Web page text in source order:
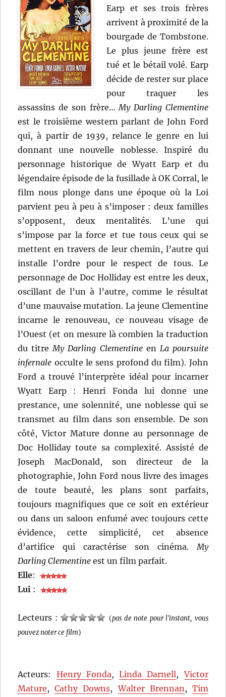
Earp et ses trois frères
arrivent à proximité de la
bourgade de Tombstone.
Le plus jeune frère est
tué et le bétail volé. Earp
décide de rester sur place
pour traquer les
assassins de son frère…My Darling Clementine
est le troisième western parlant de John Ford
qui, à partir de 1939, relance le genre en lui
donnant une nouvelle noblesse. Inspiré du
personnage historique de Wyatt Earp et du
légendaire épisode de la fusillade à OK Corral, le
film nous plonge dans une époque où la Loi
parvient peu à peu à s’imposer : deux familles
s’opposent, deux mentalités. L’une qui
s’impose par la force et tue tous ceux qui se
mettent en travers de leur chemin, l’autre qui
installe l’ordre pour le respect de tous. Le
personnage de Doc Holliday est entre les deux,
oscillant de l’un à l’autre, comme le résultat
d’une mauvaise mutation. La jeune Clementine
incarne le renouveau, ce nouveau visage de
l’Ouest (et on mesure là combien la traduction
du titreMy Darling Clementineen La poursuite
infernale occulte le sens profond du film). John
Ford a trouvé l’interprète idéal pour incarner
Wyatt Earp : Henri Fonda lui donne une
prestance, une solennité, une noblesse qui se
transmet au film dans son ensemble. De son
côté, Victor Mature donne au personnage de
Doc Holliday toute sa complexité. Assisté de
Joseph MacDonald, son directeur de la
photographie, John Ford nous livre des images
de toute beauté, les plans sont parfaits,
toujours magnifiques que ce soit en extérieur
ou dans un saloon enfumé avec toujours cette
évidence, cette simplicité, cet absence
d’artifice qui caractérise son cinéma.My
Darling Clementine est un film parfait.
Elle:
Lui :
Lecteurs : (pas de note pour l'instant, vous
pouvez noter ce film)
Acteurs: Henry Fonda,Linda Darnell,Victor
Mature,Cathy Downs,Walter Brennan, Tim